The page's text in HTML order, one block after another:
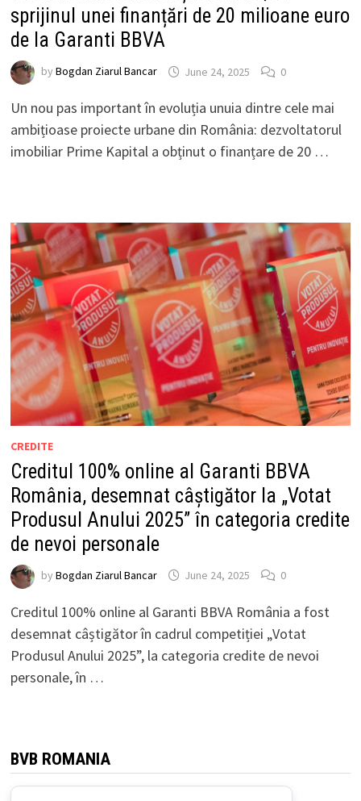
sprijinul unei finanțări de 20 milioane euro
de la Garanti BBVA
by Bogdan Ziarul Bancar June 24, 2025 0
Un nou pas important în evoluția unuia dintre cele mai
ambițioase proiecte urbane din România: dezvoltatorul
imobiliar Prime Kapital a obținut o finanțare de 20 …
CREDITE
Creditul 100% online al Garanti BBVA
România, desemnat câștigător la „Votat
Produsul Anului 2025” în categoria credite
de nevoi personale
by Bogdan Ziarul Bancar June 24, 2025 0
Creditul 100% online al Garanti BBVA România a fost
desemnat câștigător în cadrul competiției „Votat
Produsul Anului 2025”, la categoria credite de nevoi
personale, în …
BVB ROMANIA